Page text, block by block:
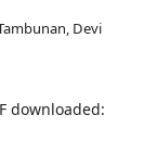
Devi
downloaded: